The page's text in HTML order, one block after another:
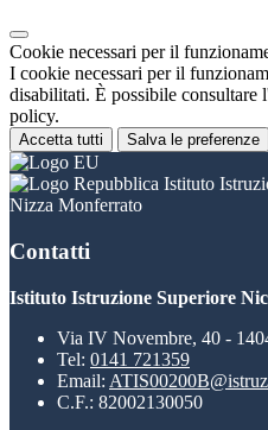
Cookie necessari per il
I cookie necessari per il
disabilitati. È possibile consultare
policy.
Accetta tutti Salva le preferenze
Istituto
Nizza Monferrato
Contatti
Istituto Istruzione Superiore
Via IV Novembre, 40 -
Tel: 0141 721359
Email:
C.F.: 82002130050